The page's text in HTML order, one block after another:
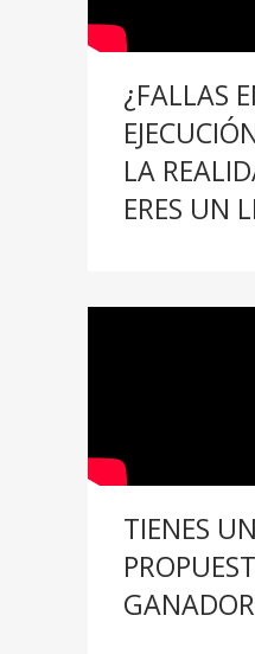
¿FALLAS
LA
ERES UN
TIENES